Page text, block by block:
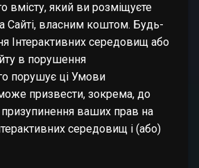
вмісту, який ви розміщуєте
Сайті, власним коштом. Будь-
Інтерактивних середовищ або
в порушення
порушує ці Умови
призвести, зокрема, до
ваших прав на
середовищ і (або)